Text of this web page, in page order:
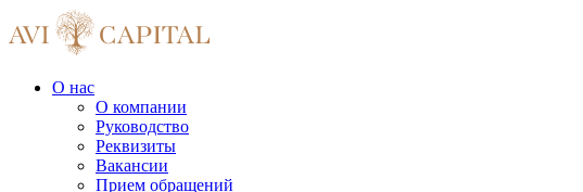
О нас
О компании
Руководство
Реквизиты
Вакансии
Прием обращений